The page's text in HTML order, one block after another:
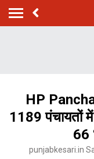
HP
1189 पंचायतों
66
punjabkesari.in